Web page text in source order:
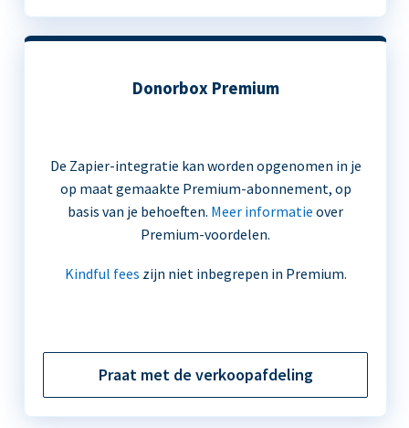
Donorbox Premium
De Zapier-integratie kan worden opgenomen in je
op maat gemaakte Premium-abonnement, op
basis van je behoeften. Meer informatie over
Premium-voordelen.
Kindful fees zijn niet inbegrepen in Premium.
Praat met de verkoopafdeling